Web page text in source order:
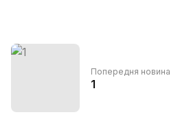
Попередня новина
1